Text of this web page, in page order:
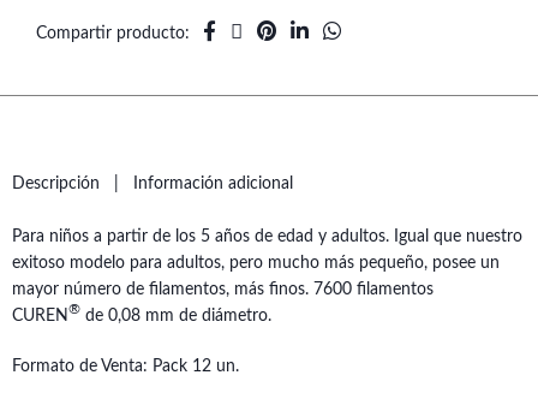
Compartir producto
Descripción Información adicional
Para niños a partir de los 5 años de edad y adultos. Igual que nuestro
exitoso modelo para adultos, pero mucho más pequeño, posee un
mayor número de filamentos, más finos. 7600 filamentos
CUREN® de 0,08 mm de diámetro.
Formato de Venta: Pack 12 un.